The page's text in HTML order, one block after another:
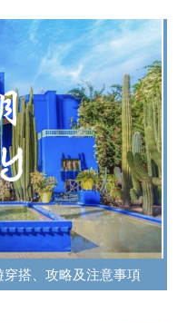
搭、攻略及注意事項